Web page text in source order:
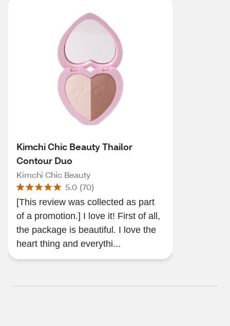
Kimchi Chic Beauty Thailor
Contour Duo
Kimchi Chic Beauty
5.0 (70)
[This review was collected as part
of a promotion.] I love it! First of all,
the package is beautiful. I love the
heart thing and everythi...